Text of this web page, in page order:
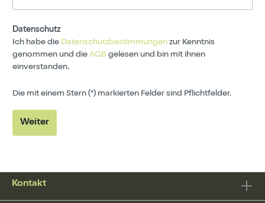
Datenschutz
Ich habe die Datenschutzbestimmungen zur Kenntnis
genommen und die AGB gelesen und bin mit ihnen
einverstanden.
Die mit einem Stern (*) markierten Felder sind Pflichtfelder.
Weiter
Kontakt